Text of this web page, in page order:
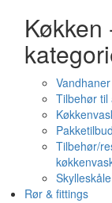
Køkken
Vandhaner
Tilbehør
Tilbehør/
Rør & fittings